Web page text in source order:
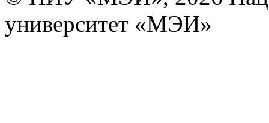
университет «МЭИ»